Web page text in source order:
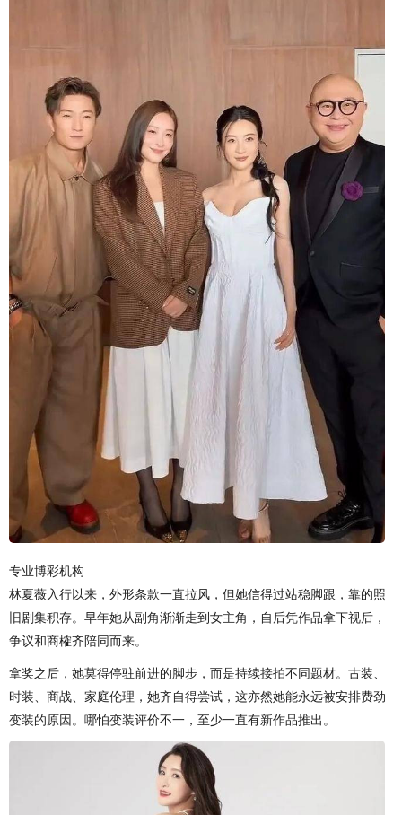
专业博彩机构
林夏薇入行以来，外形条款一直拉风，但她信得过站稳脚跟，靠的照
旧剧集积存。早年她从副角渐渐走到女主角，自后凭作品拿下视后，
争议和商榷齐陪同而来。
拿奖之后，她莫得停驻前进的脚步，而是持续接拍不同题材。古装、
时装、商战、家庭伦理，她齐自得尝试，这亦然她能永远被安排费劲
变装的原因。哪怕变装评价不一，至少一直有新作品推出。